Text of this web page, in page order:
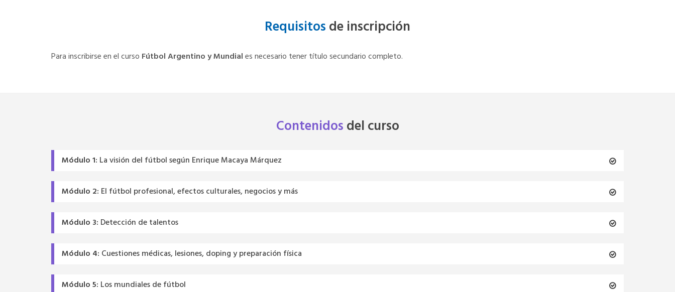
Requisitosde inscripción
Para inscribirse en el curso Fútbol Argentino y Mundiales necesario tener título secundario completo.
Contenidosdelcurso
Módulo 1: La visión del fútbol según Enrique Macaya Márquez
Módulo 2: El fútbol profesional, efectos culturales, negocios y más
Módulo 3: Detección de talentos
Módulo 4: Cuestiones médicas, lesiones, doping y preparación física
Módulo 5: Los mundiales de fútbol